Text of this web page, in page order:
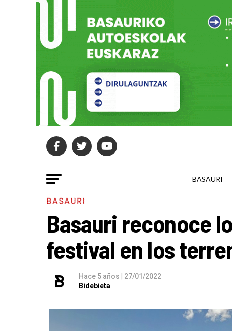
BASAURI
BASAURI
Basauri reconoce
festival en los
Hace 5 años | 27/01/2022
Bidebieta